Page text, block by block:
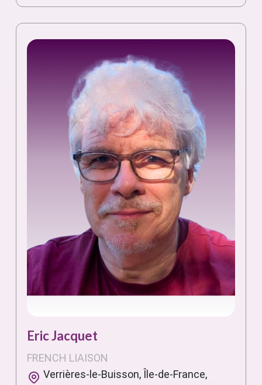
Eric Jacquet
FRENCH LIAISON
Verrières-le-Buisson, Île-de-France,